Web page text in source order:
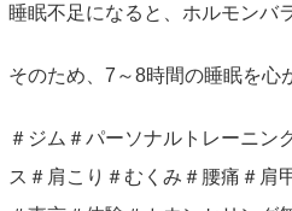
睡眠不足になると、ホルモンバ
そのため、7～8時間の睡眠を心
＃ジム＃パーソナルトレーニン
ス＃肩こり＃むくみ＃腰痛＃肩